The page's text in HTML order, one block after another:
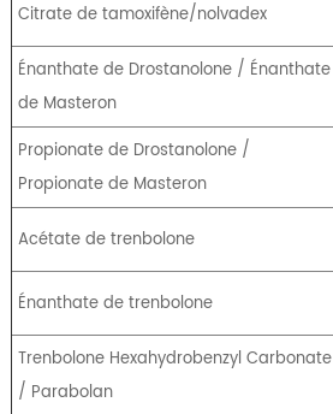
Citrate de tamoxifène/nolvadex
Énanthate de Drostanolone / Énanthate
de Masteron
Propionate de Drostanolone /
Propionate de Masteron
Acétate de trenbolone
Énanthate de trenbolone
Trenbolone Hexahydrobenzyl Carbonate
/ Parabolan